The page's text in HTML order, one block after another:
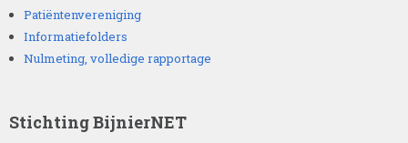
Patiëntenvereniging
Informatiefolders
Nulmeting, volledige rapportage
Stichting BijnierNET